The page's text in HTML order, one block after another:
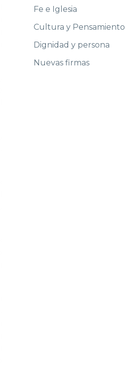
Fe e Iglesia
Cultura y Pensamiento
Dignidad y persona
Nuevas firmas